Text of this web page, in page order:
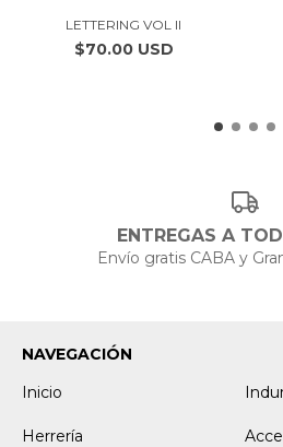
LETTERING VOL II
$70.00 USD
ENTREGAS A
Envío gratis CABA y
NAVEGACIÓN
Inicio
Herrería